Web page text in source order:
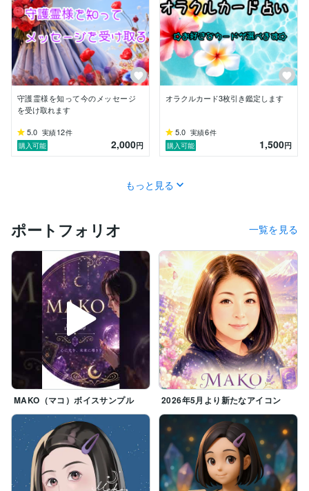
◎カウンセリング◎
ꕤお悩み相談、人間関係、恋愛相談、子育て相談ꕤ
一緒に悩み一緒に考えます。
あなたのペースで前に進みましょう。
毎日がHAPPY♡な一日をお過ごしできますよう願って
おります。
年齢性別問いません。
ご安心してお話し下さい。
ご連絡お待ちしております(*˘︶˘*).｡*♡
MAKO(マコ)໒꒱· ﾟより
☆　好きな事、興味のある物　☆
・料理
・手芸（編み物・ピーズ・レジン・アクセサリー・ドリ
ームキャッチャー・ボタニカルキャンドル）
・ウクレレ(いつまでも初心者)
・歌を歌う(^^♪
・タロットカード・オラクルカード他
守護霊様を知って今のメッセージ
を受け取れます
5.0 実績12件
購入可能
2,000円
オラクルカード3枚引き鑑定します
5.0 実績6件
購入可能
1,500円
もっと見る
ポートフォリオ 一覧を見る
MAKO（マコ）ボイスサンプル 2026年5月より新たなアイコン